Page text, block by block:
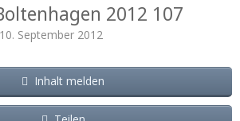
2012 107
10. September 2012
Inhalt melden